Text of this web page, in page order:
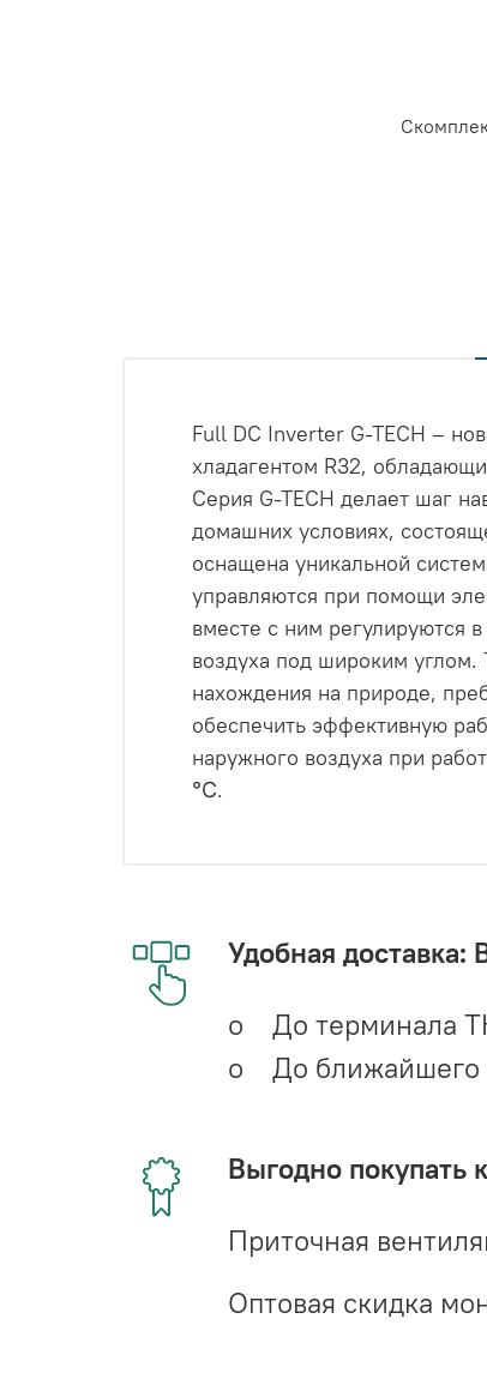
Full DC Inverter G-TECH –
хладагентом R32,
Серия G-TECH делает шаг
домашних условиях,
оснащена уникальной
управляются при помощи
вместе с ним регулируются
воздуха под широким углом.
нахождения на природе,
обеспечить эффективную
наружного воздуха при
℃.
Удобная
o До терминала
o До ближайшего
Выгодно покупать
Приточная
Оптовая скидка